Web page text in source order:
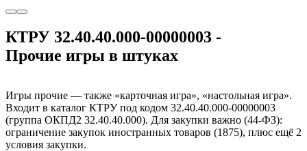
КТРУ 32.40.40.000-00000003 -
Прочие игры в штуках
Игры прочие — также «карточная игра», «настольная игра».
Входит в каталог КТРУ под кодом 32.40.40.000-00000003
(группа ОКПД2 32.40.40.000). Для закупки важно (44-ФЗ):
ограничение закупок иностранных товаров (1875), плюс ещё 2
условия закупки.